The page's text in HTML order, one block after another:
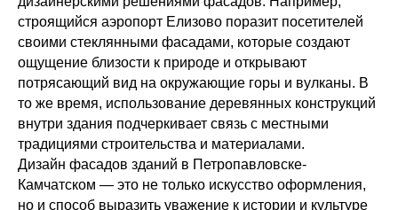
строящийся аэропорт Елизово поразит посетителей
своими стеклянными фасадами, которые создают
ощущение близости к природе и открывают
потрясающий вид на окружающие горы и вулканы. В
то же время, использование деревянных конструкций
внутри здания подчеркивает связь с местными
традициями строительства и материалами.
Дизайн фасадов зданий в Петропавловске-
Камчатском — это не только искусство оформления,
но и способ выразить уважение к истории и культуре